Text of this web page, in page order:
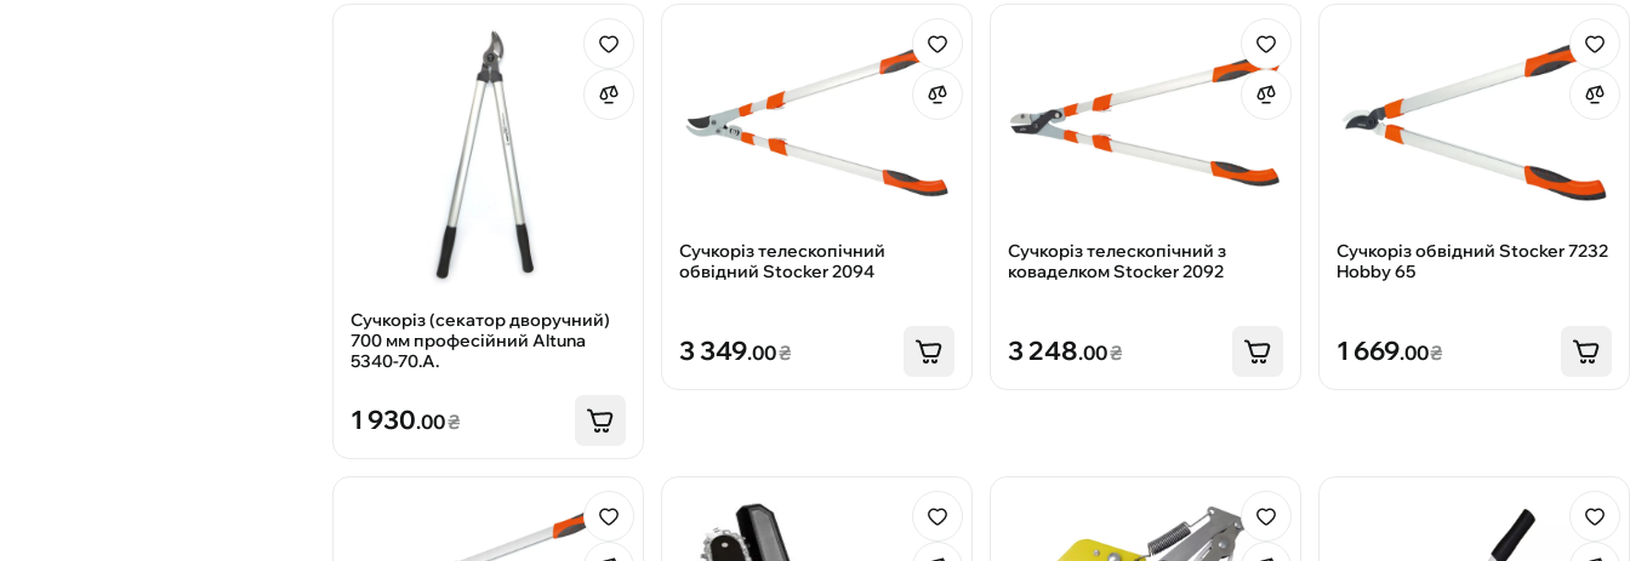
Сучкоріз (секатор дворучний)
700 мм професійний Altuna
5340-70.A.
1 930.00₴
Сучкоріз телескопічний
обвідний Stocker 2094
3 349.00₴
Сучкоріз телескопічний з
коваделком Stocker 2092
3 248.00₴
Сучкоріз обвідний Stocker 7232
Hobby 65
1 669.00₴